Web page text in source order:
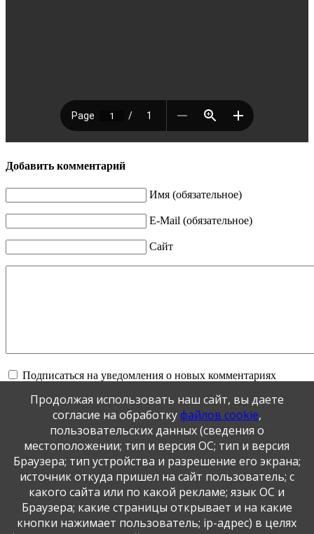
Добавить комментарий
Имя (обязательное)
E-Mail (обязательное)
Сайт
Подписаться на уведомления о новых комментариях
Отправить
JComments
Публикация персональных данных, в том числе
фотографий, производится в соответствии с
Федеральным законом от 27.07.2006 г. № 152-ФЗ " О
Продолжая использовать наш сайт, вы даете
согласие на обработкуфайлов cookie,
пользовательских данных (сведения о
местоположении; тип и версия ОС; тип и версия
Браузера; тип устройства и разрешение его экрана;
источник откуда пришел на сайт пользователь; с
какого сайта или по какой рекламе; язык ОС и
Браузера; какие страницы открывает и на какие
кнопки нажимает пользователь; ip-адрес) в целях